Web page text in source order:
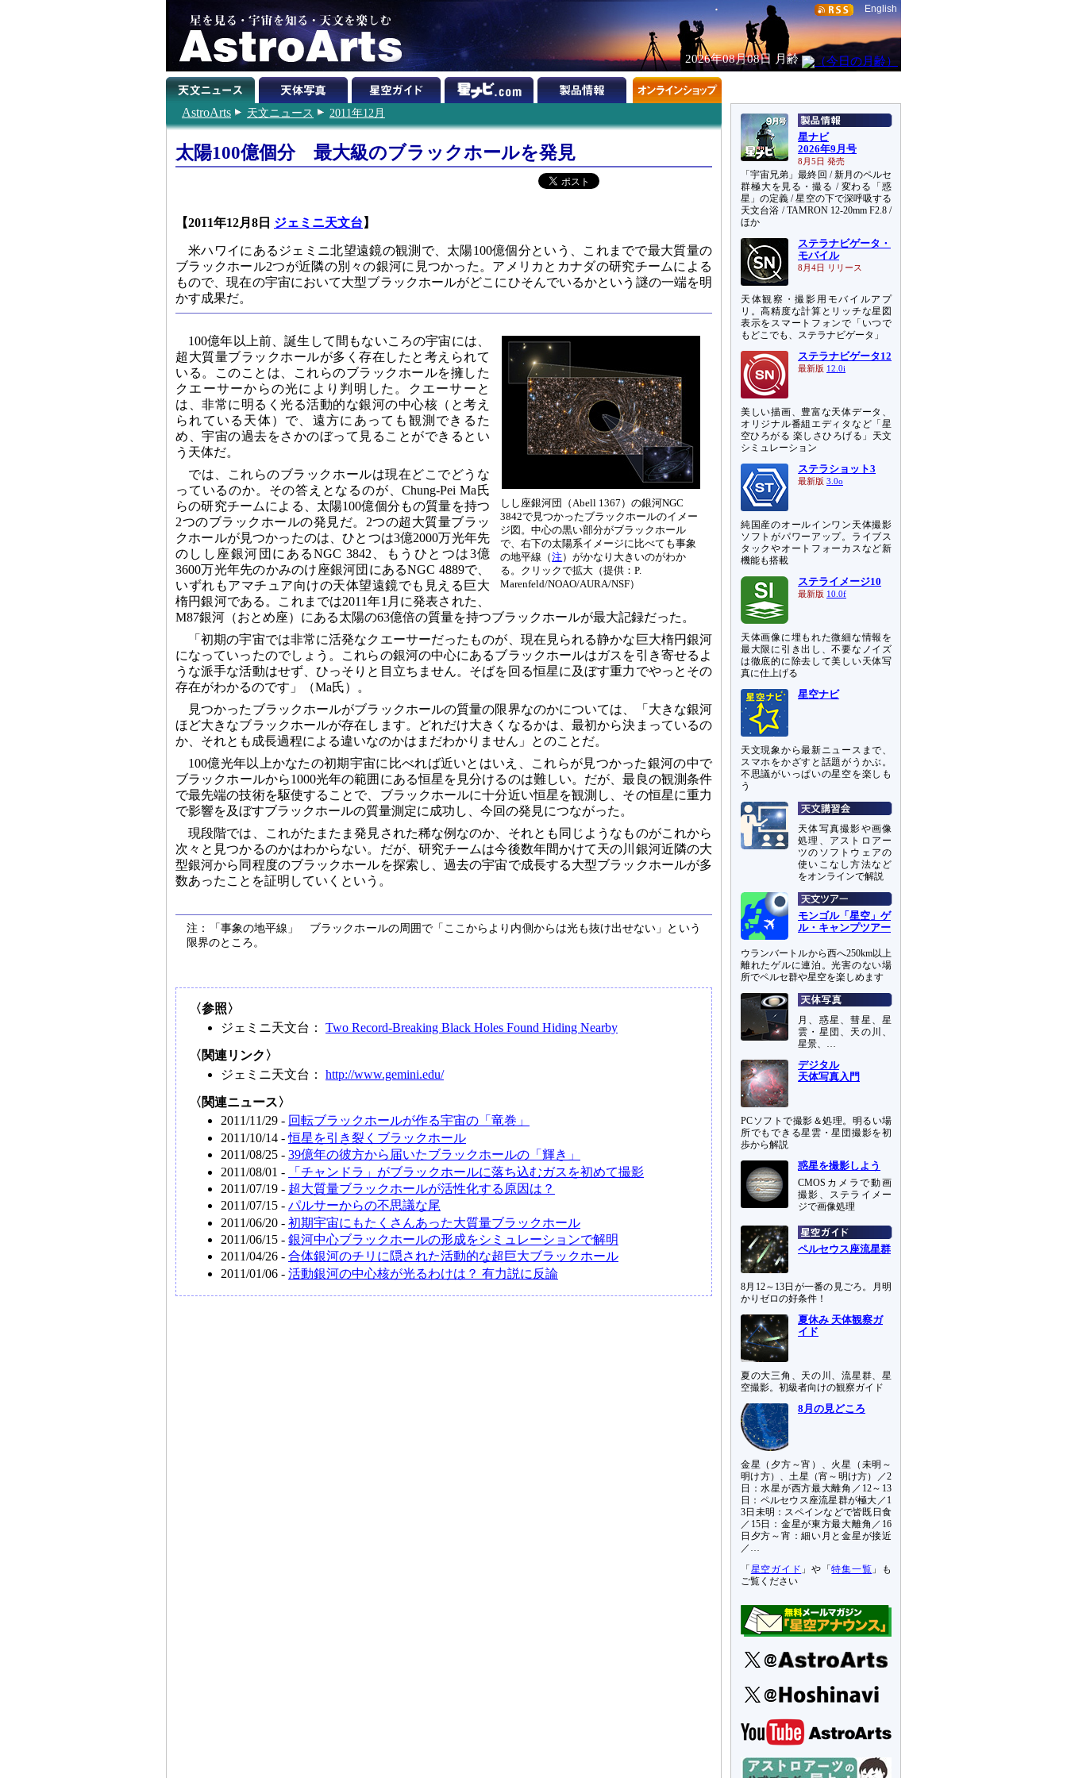
English
2026年08月08日 月齢
AstroArts 天文ニュース 2011年12月
太陽100億個分 最大級のブラックホールを発見
【2011年12月8日 ジェミニ天文台 】
米ハワイにあるジェミニ北望遠鏡の観測で、太陽100億個分という、これまでで最大質量の
ブラックホール2つが近隣の別々の銀河に見つかった。アメリカとカナダの研究チームによる
もので、現在の宇宙において大型ブラックホールがどこにひそんでいるかという謎の一端を明
かす成果だ。
しし座銀河団（Abell 1367）の銀河NGC
3842で見つかったブラックホールのイメー
ジ図。中心の黒い部分がブラックホール
で、右下の太陽系イメージに比べても事象
の地平線（注 ）がかなり大きいのがわか
る。クリックで拡大（提供：P.
Marenfeld/NOAO/AURA/NSF）
100億年以上前、誕生して間もないころの宇宙には、
超大質量ブラックホールが多く存在したと考えられて
いる。このことは、これらのブラックホールを擁した
クエーサーからの光により判明した。クエーサーと
は、非常に明るく光る活動的な銀河の中心核（と考え
られている天体）で、遠方にあっても観測できるた
め、宇宙の過去をさかのぼって見ることができるとい
う天体だ。
では、これらのブラックホールは現在どこでどうな
っているのか。その答えとなるのが、Chung-Pei Ma氏
らの研究チームによる、太陽100億個分もの質量を持つ
2つのブラックホールの発見だ。2つの超大質量ブラッ
クホールが見つかったのは、ひとつは3億2000万光年先
のしし座銀河団にあるNGC 3842、もうひとつは3億
3600万光年先のかみのけ座銀河団にあるNGC 4889で、
いずれもアマチュア向けの天体望遠鏡でも見える巨大
楕円銀河である。これまでは2011年1月に発表された、
M87銀河（おとめ座）にある太陽の63億倍の質量を持つブラックホールが最大記録だった。
「初期の宇宙では非常に活発なクエーサーだったものが、現在見られる静かな巨大楕円銀河
になっていったのでしょう。これらの銀河の中心にあるブラックホールはガスを引き寄せるよ
うな派手な活動はせず、ひっそりと目立ちません。そばを回る恒星に及ぼす重力でやっとその
存在がわかるのです」（Ma氏）。
見つかったブラックホールがブラックホールの質量の限界なのかについては、「大きな銀河
ほど大きなブラックホールが存在します。どれだけ大きくなるかは、最初から決まっているの
か、それとも成長過程による違いなのかはまだわかりません」とのことだ。
100億光年以上かなたの初期宇宙に比べれば近いとはいえ、これらが見つかった銀河の中で
ブラックホールから1000光年の範囲にある恒星を見分けるのは難しい。だが、最良の観測条件
で最先端の技術を駆使することで、ブラックホールに十分近い恒星を観測し、その恒星に重力
で影響を及ぼすブラックホールの質量測定に成功し、今回の発見につながった。
現段階では、これがたまたま発見された稀な例なのか、それとも同じようなものがこれから
次々と見つかるのかはわからない。だが、研究チームは今後数年間かけて天の川銀河近隣の大
型銀河から同程度のブラックホールを探索し、過去の宇宙で成長する大型ブラックホールが多
数あったことを証明していくという。
注：「事象の地平線」 ブラックホールの周囲で「ここからより内側からは光も抜け出せない」という
限界のところ。
〈参照〉
ジェミニ天文台： Two Record-Breaking Black Holes Found Hiding Nearby
〈関連リンク〉
ジェミニ天文台： http://www.gemini.edu/
〈関連ニュース〉
2011/11/29 - 回転ブラックホールが作る宇宙の「竜巻」
2011/10/14 -恒星を引き裂くブラックホール
2011/08/25 - 39億年の彼方から届いたブラックホールの「輝き」
2011/08/01 -
「チャンドラ」がブラックホールに落ち込むガスを初めて撮影
2011/07/19 - 超大質量ブラックホールが活性化する原因は？
2011/07/15 - パルサーからの不思議な尾
2011/06/20 - 初期宇宙にもたくさんあった大質量ブラックホール
2011/06/15 - 銀河中心ブラックホールの形成をシミュレーションで解明
2011/04/26 - 合体銀河のチリに隠された活動的な超巨大ブラックホール
2011/01/06 - 活動銀河の中心核が光るわけは？ 有力説に反論
星ナビ
2026年9月号
8月5日 発売
「宇宙兄弟」最終回 / 新月のペルセ
群極大を見る・撮る / 変わる「惑
星」の定義 / 星空の下で深呼吸する
天文台浴 / TAMRON 12-20mm F2.8 /
ほか
ステラナビゲータ・
モバイル
8月4日 リリース
天体観察・撮影用モバイルアプ
リ。高精度な計算とリッチな星図
表示をスマートフォンで「いつで
もどこでも、ステラナビゲータ」
ステラナビゲータ12
最新版 12.0i
美しい描画、豊富な天体データ、
オリジナル番組エディタなど「星
空ひろがる 楽しさひろげる」天文
シミュレーション
ステラショット3
最新版 3.0o
純国産のオールインワン天体撮影
ソフトがパワーアップ。ライブス
タックやオートフォーカスなど新
機能も搭載
ステライメージ10
最新版 10.0f
天体画像に埋もれた微細な情報を
最大限に引き出し、不要なノイズ
は徹底的に除去して美しい天体写
真に仕上げる
星空ナビ
天文現象から最新ニュースまで、
スマホをかざすと話題がうかぶ。
不思議がいっぱいの星空を楽しも
う
天体写真撮影や画像
処理、アストロアー
ツのソフトウェアの
使いこなし方法など
をオンラインで解説
モンゴル「星空」ゲ
ル・キャンプツアー
ウランバートルから西へ250km以上
離れたゲルに連泊。光害のない場
所でペルセ群や星空を楽しめます
月、惑星、彗星、星
雲・星団、天の川、
星景、…
デジタル
天体写真入門
PCソフトで撮影＆処理。明るい場
所でもできる星雲・星団撮影を初
歩から解説
惑星を撮影しよう
CMOSカメラで動画
撮影、ステライメー
ジで画像処理
ペルセウス座流星群
8月12～13日が一番の見ごろ。月明
かりゼロの好条件！
夏休み 天体観察ガ
イド
夏の大三角、天の川、流星群、星
空撮影。初級者向けの観察ガイド
8月の見どころ
金星（夕方～宵）、火星（未明～
明け方）、土星（宵～明け方）／2
日：水星が西方最大離角／12～13
日：ペルセウス座流星群が極大／1
3日未明：スペインなどで皆既日食
／15日：金星が東方最大離角／16
日夕方～宵：細い月と金星が接近
／…
「 星空ガイド 」や「特集一覧 」も
ご覧ください